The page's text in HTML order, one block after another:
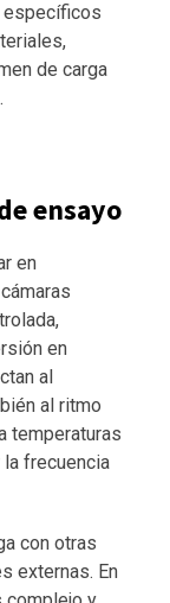
específicos
de carga
ensayo
en
en
al
al ritmo
temperaturas
frecuencia
con otras
externas. En